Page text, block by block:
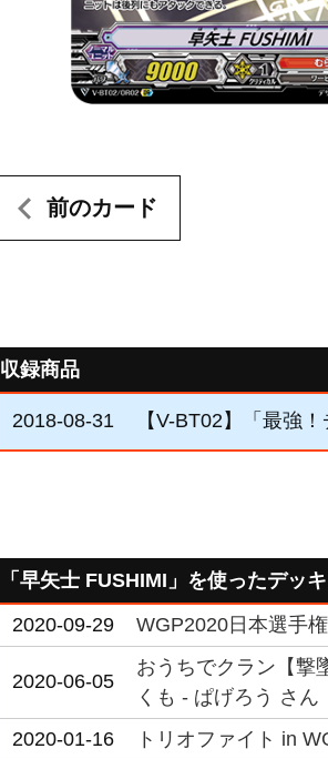
前のカード
収録商品
2018-08-31 【V-BT02】「最強！
「早矢士 FUSHIMI」を使ったデッ
2020-09-29
WGP2020日本選手
2020-06-05
おうちでクラン【撃
くも - ぱげろう さん
2020-01-16
トリオファイト in